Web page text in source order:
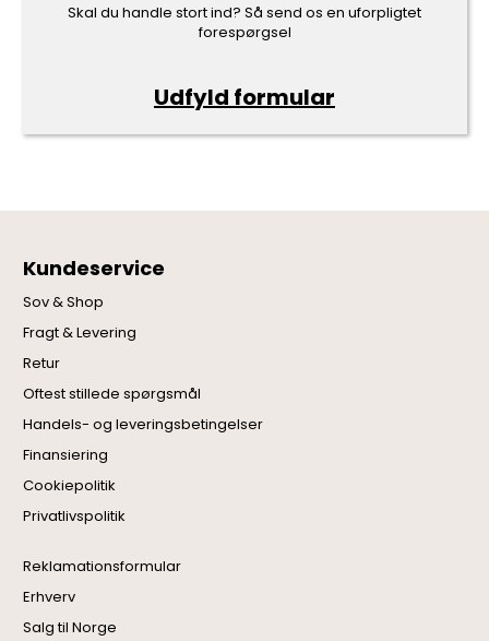
Skal du handle stort ind? Så send os en uforpligtet
forespørgsel
Udfyld formular
Kundeservice
Sov & Shop
Fragt & Levering
Retur
Oftest stillede spørgsmål
Handels- og leveringsbetingelser
Finansiering
Cookiepolitik
Privatlivspolitik
Reklamationsformular
Erhverv
Salg til Norge